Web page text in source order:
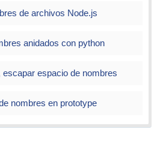
de archivos Node.js
anidados con python
espacio de nombres
nombres en prototype